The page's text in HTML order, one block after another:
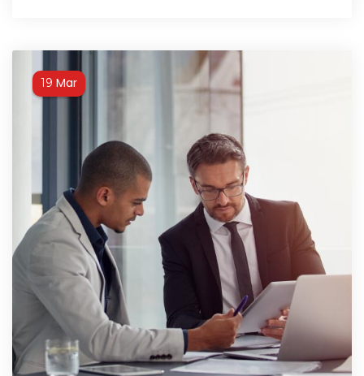
19 Mar